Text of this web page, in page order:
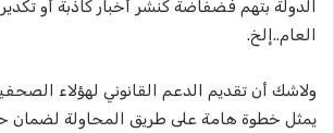
الدولة بتهم فضفاضة كنشر أخبار كاذبة أو
العام..إلخ.
ولاشك أن تقديم الدعم القانوني لهؤلاء
يمثل خطوة هامة على طريق المحاولة لضمان